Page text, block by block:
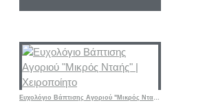
Ευχολόγιο Βάπτισης Αγοριού "Μικρός Νταής" | Χειροποίητο